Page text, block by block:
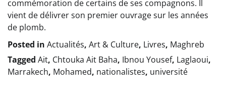
commémoration de certains de ses compagnons. Il
vient de délivrer son premier ouvrage sur les années
de plomb.
Posted in Actualités, Art & Culture, Livres, Maghreb
Tagged Ait, Chtouka Ait Baha, Ibnou Yousef, Laglaoui,
Marrakech, Mohamed, nationalistes, université